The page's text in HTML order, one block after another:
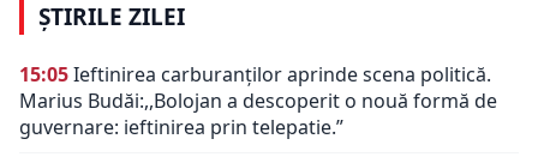
ȘTIRILE ZILEI
15:05Ieftinirea carburanților aprinde scena politică.
Marius Budăi:,,Bolojan a descoperit o nouă formă de
guvernare: ieftinirea prin telepatie.”